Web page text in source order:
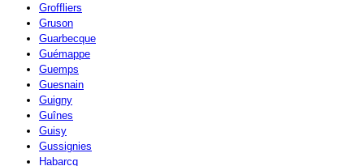
Groffliers
Gruson
Guarbecque
Guémappe
Guemps
Guesnain
Guigny
Guînes
Guisy
Gussignies
Habarcq